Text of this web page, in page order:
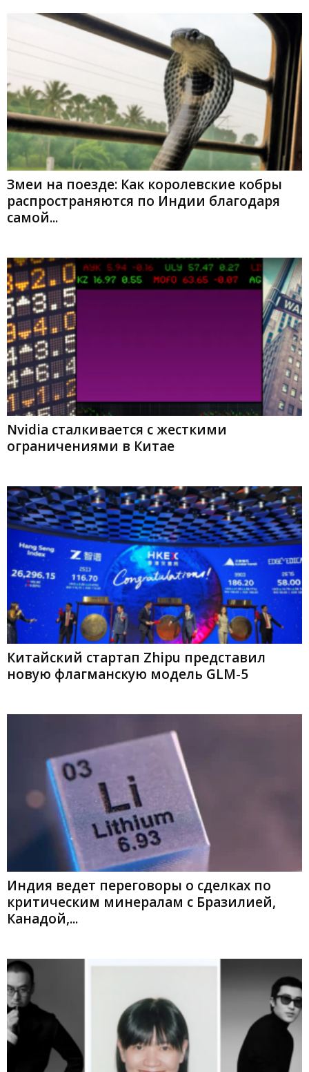
Змеи на поезде: Как королевские кобры
распространяются по Индии благодаря
самой...
Nvidia сталкивается с жесткими
ограничениями в Китае
Китайский стартап Zhipu представил
новую флагманскую модель GLM-5
Индия ведет переговоры о сделках по
критическим минералам с Бразилией,
Канадой,...